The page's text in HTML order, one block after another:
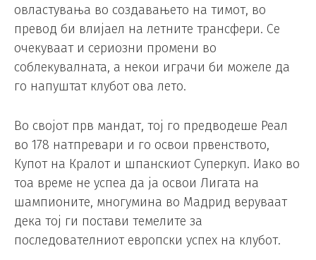
овластувања во создавањето на тимот, во
превод би влијаел на летните трансфери. Се
очекуваат и сериозни промени во
соблекувалната, а некои играчи би можеле да
го напуштат клубот ова лето.
Во својот прв мандат, тој го предводеше Реал
во 178 натпревари и го освои првенството,
Купот на Кралот и шпанскиот Суперкуп. Иако во
тоа време не успеа да ја освои Лигата на
шампионите, многумина во Мадрид веруваат
дека тој ги постави темелите за
последователниот европски успех на клубот.